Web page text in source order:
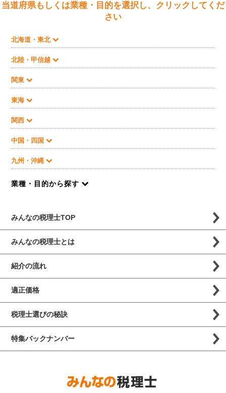
当道府県もしくは業種・目的を選択し、クリックしてくだ
さい
北海道・東北
北陸・甲信越
関東
東海
関西
中国・四国
九州・沖縄
業種・目的から探す
みんなの税理士TOP
みんなの税理士とは
紹介の流れ
適正価格
税理士選びの秘訣
特集バックナンバー